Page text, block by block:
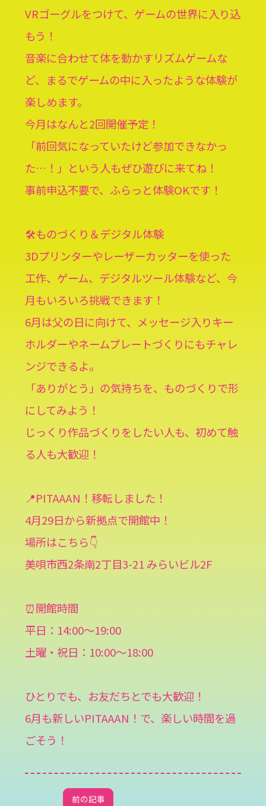
VRゴーグルをつけて、ゲームの世界に入り込
もう！
音楽に合わせて体を動かすリズムゲームな
ど、まるでゲームの中に入ったような体験が
楽しめます。
今月はなんと2回開催予定！
「前回気になっていたけど参加できなかっ
た…！」という人もぜひ遊びに来てね！
事前申込不要で、ふらっと体験OKです！
🛠️ものづくり＆デジタル体験
3Dプリンターやレーザーカッターを使った
工作、ゲーム、デジタルツール体験など、今
月もいろいろ挑戦できます！
6月は父の日に向けて、メッセージ入りキー
ホルダーやネームプレートづくりにもチャレ
ンジできるよ。
「ありがとう」の気持ちを、ものづくりで形
にしてみよう！
じっくり作品づくりをしたい人も、初めて触
る人も大歓迎！
📍PITAAAN！移転しました！
4月29日から新拠点で開館中！
場所はこちら👇
美唄市西2条南2丁目3-21 みらいビル2F
⏰開館時間
平日：14:00〜19:00
土曜・祝日：10:00〜18:00
ひとりでも、お友だちとでも大歓迎！
6月も新しいPITAAAN！で、楽しい時間を過
ごそう！
前の記事